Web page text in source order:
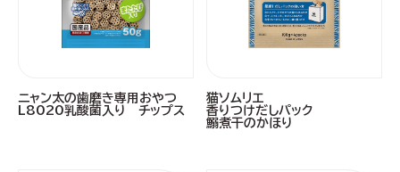
ニャン太の歯磨き専用おやつ
L8020乳酸菌入り チップス
猫ソムリエ
香りつけだしパック
鰯煮干のかほり